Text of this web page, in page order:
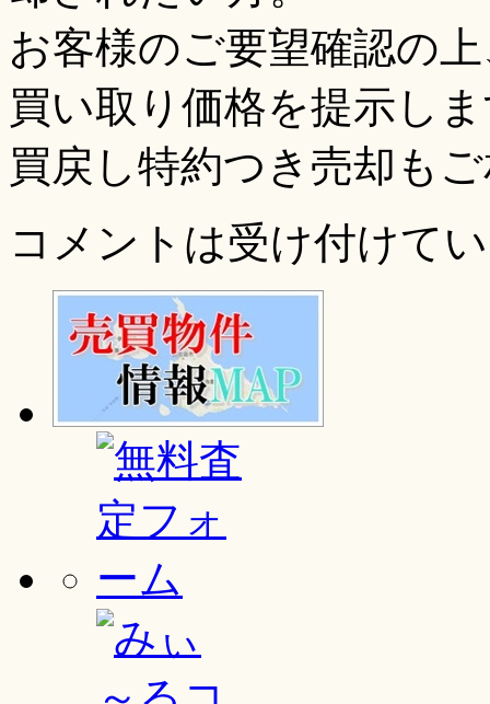
お客様のご要望確認の
買い取り価格を提示し
買戻し特約つき売却も
コメントは受け付けて